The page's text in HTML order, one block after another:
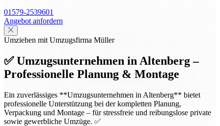
01579-2539601
Angebot anfordern
Umziehen mit Umzugsfirma Müller
✅ Umzugsunternehmen in Altenberg –
Professionelle Planung & Montage
Ein zuverlässiges **Umzugsunternehmen in Altenberg** bietet
professionelle Unterstützung bei der kompletten Planung,
Verpackung und Montage – für stressfreie und reibungslose private
sowie gewerbliche Umzüge. ✅